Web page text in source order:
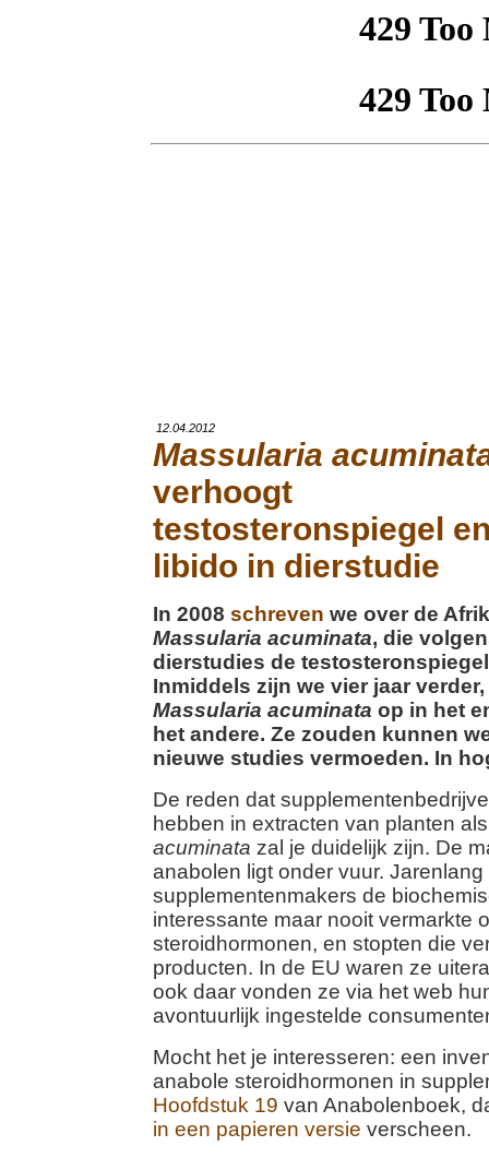
12.04.2012
Massularia
verhoogt
testosteronspiegel
libido in dierstudie
In 2008 schreven we over de
Massularia acuminata, die
dierstudies de
Inmiddels zijn we vier jaar
Massularia acuminata op in het
het andere. Ze zouden kunnen
nieuwe studies vermoeden. In
De reden dat
hebben in extracten van planten
acuminata zal je duidelijk zijn. De
anabolen ligt onder vuur.
supplementenmakers de
interessante maar nooit vermarkte
steroidhormonen, en stopten die
producten. In de EU waren ze
ook daar vonden ze via het web
avontuurlijk ingestelde
Mocht het je interesseren: een
anabole steroidhormonen in
Hoofdstuk 19 van Anabolenboek,
in een papieren versie verscheen.